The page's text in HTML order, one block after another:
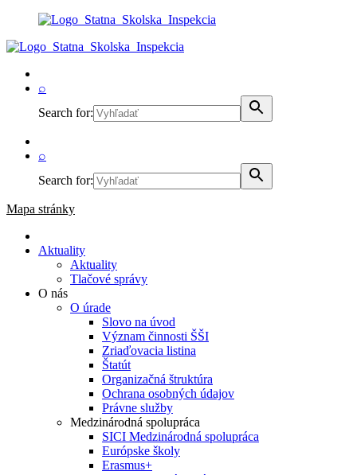
⌕
Search for:
⌕
Search for:
Mapa stránky
Aktuality
Aktuality
Tlačové správy
O nás
O úrade
Slovo na úvod
Význam činnosti ŠŠI
Zriaďovacia listina
Štatút
Organizačná štruktúra
Ochrana osobných údajov
Právne služby
Medzinárodná spolupráca
SICI Medzinárodná spolupráca
Európske školy
Erasmus+